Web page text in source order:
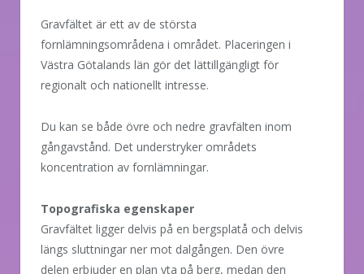
Gravfältet är ett av de största
fornlämningsområdena i området. Placeringen i
Västra Götalands län gör det lättillgängligt för
regionalt och nationellt intresse.
Du kan se både övre och nedre gravfälten inom
gångavstånd. Det understryker områdets
koncentration av fornlämningar.
Topografiska egenskaper
Gravfältet ligger delvis på en bergsplatå och delvis
längs sluttningar ner mot dalgången. Den övre
delen erbjuder en plan yta på berg, medan den